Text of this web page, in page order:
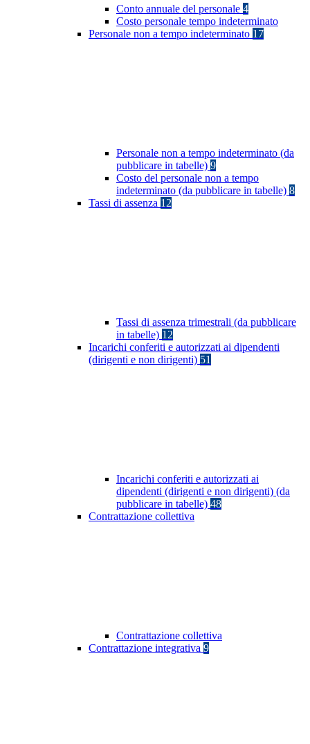
Conto annuale del personale 4
Costo personale tempo indeterminato
Personale non a tempo indeterminato 17
Personale non a tempo indeterminato (da
pubblicare in tabelle) 9
Costo del personale non a tempo
indeterminato (da pubblicare in tabelle) 8
Tassi di assenza 12
Tassi di assenza trimestrali (da pubblicare
in tabelle) 12
Incarichi conferiti e autorizzati ai dipendenti
(dirigenti e non dirigenti) 51
Incarichi conferiti e autorizzati ai
dipendenti (dirigenti e non dirigenti) (da
pubblicare in tabelle) 48
Contrattazione collettiva
Contrattazione collettiva
Contrattazione integrativa 9